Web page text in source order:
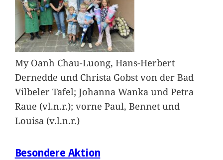
My Oanh Chau-Luong, Hans-Herbert
Dernedde und Christa Gobst von der Bad
Vilbeler Tafel; Johanna Wanka und Petra
Raue (vl.n.r.); vorne Paul, Bennet und
Louisa (v.l.n.r.)
Besondere Aktion